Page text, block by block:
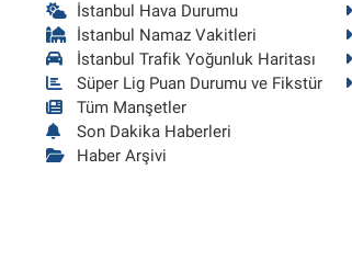
İstanbul Hava Durumu
İstanbul Namaz Vakitleri
İstanbul Trafik Yoğunluk Haritası
Süper Lig Puan Durumu ve Fikstür
Tüm Manşetler
Son Dakika Haberleri
Haber Arşivi